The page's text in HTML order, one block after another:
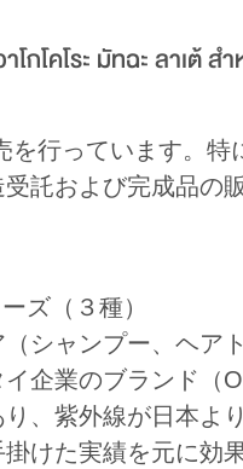
โคโระ มัทฉะ ลาเต้ ส
行っています。
託および完成品の
ズ（３種）
シャンプー、ヘア
企業のブランド（
、紫外線が日本よ
けた実績を元に効